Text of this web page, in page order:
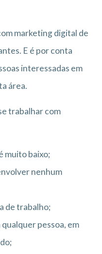
marketing digital de
E é por conta
interessadas em
área.
trabalhar com
muito baixo;
nenhum
de trabalho;
pessoa, em